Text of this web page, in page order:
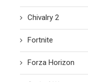
Chivalry 2
Fortnite
Forza Horizon